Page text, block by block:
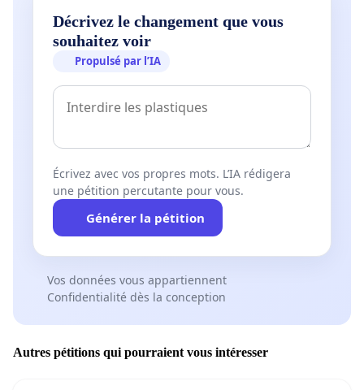
Décrivez le changement que vous
souhaitez voir
Propulsé par l’IA
Écrivez avec vos propres mots. L’IA rédigera
une pétition percutante pour vous.
Générer la pétition
Vos données vous appartiennent
Confidentialité dès la conception
Autres pétitions qui pourraient vous intéresser